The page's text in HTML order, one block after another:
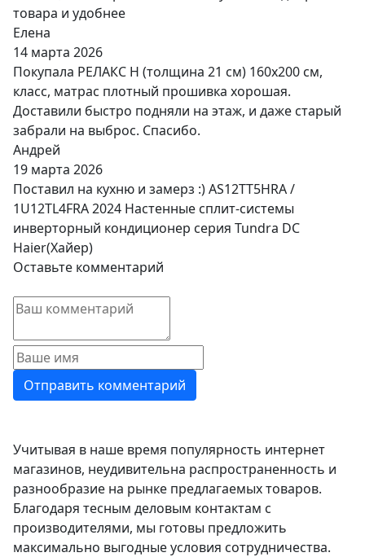
товара и удобнее
Елена
14 марта 2026
Покупала РЕЛАКС Н (толщина 21 см) 160х200 см,
класс, матрас плотный прошивка хорошая.
Доставили быстро подняли на этаж, и даже старый
забрали на выброс. Спасибо.
Андрей
19 марта 2026
Поставил на кухню и замерз :) AS12TT5HRA /
1U12TL4FRA 2024 Настенные сплит-системы
инверторный кондиционер серия Tundra DC
Haier(Хайер)
Оставьте комментарий
Учитывая в наше время популярность интернет
магазинов, неудивительна распространенность и
разнообразие на рынке предлагаемых товаров.
Благодаря тесным деловым контактам с
производителями, мы готовы предложить
максимально выгодные условия сотрудничества.